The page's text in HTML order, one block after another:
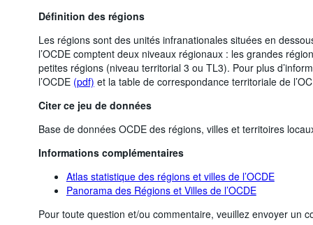
Définition des régions
Les régions sont des unités infranationales situées en
l’OCDE comptent deux niveaux régionaux : les grandes
petites régions (niveau territorial 3 ou TL3). Pour plus
l’OCDE (pdf) et la table de correspondance territoriale de
Citer ce jeu de données
Base de données OCDE des régions, villes et territoires
Informations complémentaires
Atlas statistique des régions et villes de l’OCDE
Panorama des Régions et Villes de l’OCDE
Pour toute question et/ou commentaire, veuillez envoyer un